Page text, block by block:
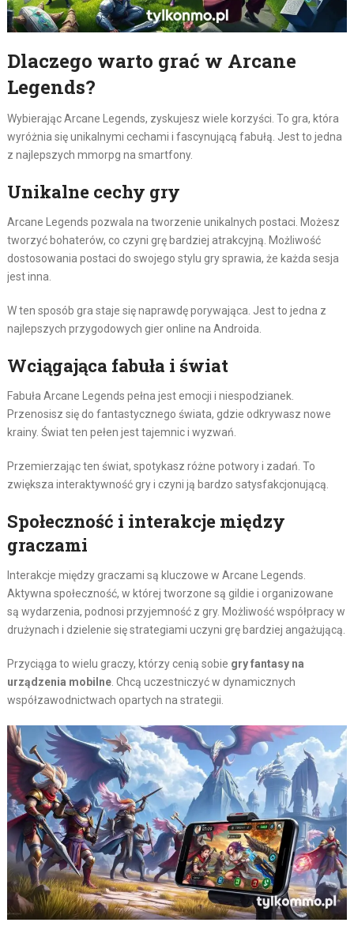
Dlaczego warto grać w Arcane
Legends?
Wybierając Arcane Legends, zyskujesz wiele korzyści. To gra, która
wyróżnia się unikalnymi cechami i fascynującą fabułą. Jest to jedna
z najlepszych mmorpg na smartfony.
Unikalne cechy gry
Arcane Legends pozwala na tworzenie unikalnych postaci. Możesz
tworzyć bohaterów, co czyni grę bardziej atrakcyjną. Możliwość
dostosowania postaci do swojego stylu gry sprawia, że każda sesja
jest inna.
W ten sposób gra staje się naprawdę porywająca. Jest to jedna z
najlepszych przygodowych gier online na Androida.
Wciągająca fabuła i świat
Fabuła Arcane Legends pełna jest emocji i niespodzianek.
Przenosisz się do fantastycznego świata, gdzie odkrywasz nowe
krainy. Świat ten pełen jest tajemnic i wyzwań.
Przemierzając ten świat, spotykasz różne potwory i zadań. To
zwiększa interaktywność gry i czyni ją bardzo satysfakcjonującą.
Społeczność i interakcje między
graczami
Interakcje między graczami są kluczowe w Arcane Legends.
Aktywna społeczność, w której tworzone są gildie i organizowane
są wydarzenia, podnosi przyjemność z gry. Możliwość współpracy w
drużynach i dzielenie się strategiami uczyni grę bardziej angażującą.
Przyciąga to wielu graczy, którzy cenią sobie gry fantasy na
urządzenia mobilne. Chcą uczestniczyć w dynamicznych
współzawodnictwach opartych na strategii.